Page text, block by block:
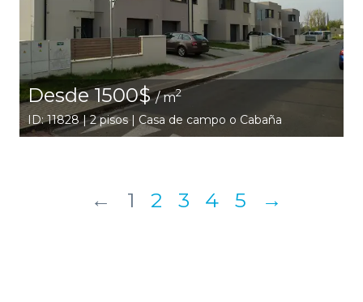
Desde 1500$/ m2
ID: 11828 | 2 pisos | Casa de campo o Cabaña
← 1 2 3 4 5 →